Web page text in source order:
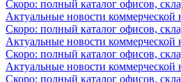
Скоро: полный каталог офисов,
Актуальные новости коммерческой
Скоро: полный каталог офисов,
Актуальные новости коммерческой
Скоро: полный каталог офисов,
Актуальные новости коммерческой
Скоро: полный каталог офисов,